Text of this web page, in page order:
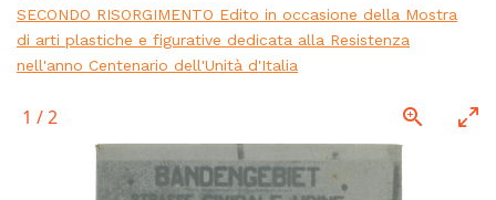
SECONDO RISORGIMENTO Edito in occasione della Mostra
di arti plastiche e figurative dedicata alla Resistenza
nell'anno Centenario dell'Unità d'Italia
1 /2